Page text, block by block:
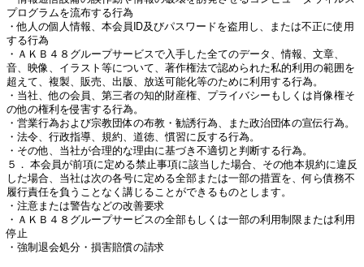
プログラムを流布する行為
・他人の個人情報、本会員ID及びパスワードを盗用し、または不正に使用
する行為
・ＡＫＢ４８グループサービスで入手した全てのデータ、情報、文章、
音、映像、イラスト等について、著作権法で認められた私的利用の範囲を
超えて、複製、販売、出版、放送可能化等のために利用する行為。
・当社、他の会員、第三者の知的財産権、プライバシーもしくは肖像権そ
の他の権利を侵害する行為。
・営業行為および宗教団体の布教・勧誘行為、また政治団体の宣伝行為。
・法令、行政指導、規約、道徳、慣習に反する行為。
・その他、当社が合理的な理由に基づき不適切と判断する行為。
５． 本会員が前項に定める禁止事項に該当した場合、その他本規約に違反
した場合、当社は次の各号に定める全部または一部の措置を、何ら債務不
履行責任を負うことなく講じることができるものとします。
・注意または警告などの改善要求
・ＡＫＢ４８グループサービスの全部もしくは一部の利用制限または利用
停止
・強制退会処分・損害賠償の請求